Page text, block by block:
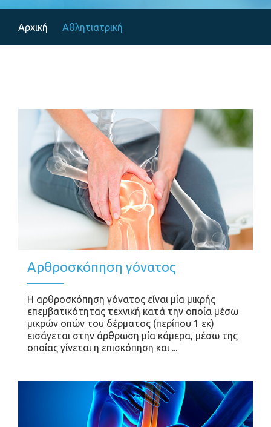
Αρχική Αθλητιατρική
Αρθροσκόπηση γόνατος
Η αρθροσκόπηση γόνατος είναι μία μικρής
επεμβατικότητας τεχνική κατά την οποία μέσω
μικρών οπών του δέρματος (περίπου 1 εκ)
εισάγεται στην άρθρωση μία κάμερα, μέσω της
οποίας γίνεται η επισκόπηση και ...